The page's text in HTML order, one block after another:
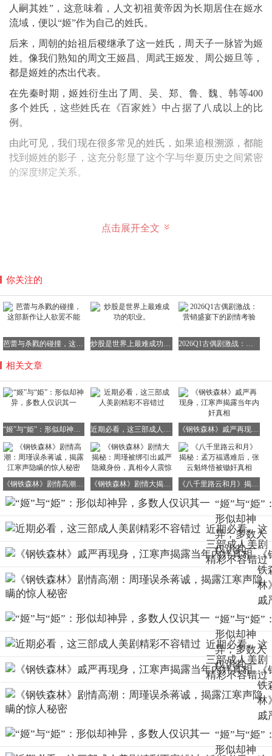
人嗣其姓”，这意味着，人文初祖黄帝因为长期居住在姬水
流域，便以“姬”作为自己的姓氏。
后来，周朝的始祖后稷继承了这一姓氏，周天子一脉皆为姬
姓。像我们熟知的周文王姬昌、周武王姬发、周公姬旦等，
都是姬姓的杰出代表。
在先秦时期，姬姓衍生出了周、吴、郑、鲁、魏、韩等400
多个姓氏，这些姓氏在《百家姓》中占据了八成以上的比
例。
由此可见，我们现在很多常见的姓氏，如果追根溯源，都能
找到姬姓的影子，这充分彰显了这个字与华夏历史之间紧密
的深度绑定关系。
由于姬姓的妇女大多出身王族，按照当时门当户对的传统原
在先秦时期，嫁出去的女性名字常常以姓来称呼，以此标识
君的名字。例如，姬姓女子嫁到赵国就被称为“赵姬”，嫁到
齐国的则叫“齐姬”，嫁到宋国的就叫“宋姬”。
正是因为这样的原因，“姬”从单纯的姓氏，逐渐演变成
美称谓，类似于我们现在所说的姑娘、佳人，自带一种温婉
高贵的气质。
由于姬最初所指的对象往往是诸侯君王身份尊贵的妻子或侍
妾，所以也有姬妾的意思。到了汉代之后，“姬”基本等同于
泛称的“妾”了。
在古代的婚姻观念中，娶妻注重贤良淑德，而娶妾则没有那
么多严格的要求，只要女子有才艺、长相出众就会很受欢
迎。因此，随着时代的演变，“姬”的含义逐渐扩展到有才艺
的女子，比如歌姬、舞姬，这些就是专门表演歌舞的女子。
这类女子原本也可以用伎或妓来称呼，到最后“姬”的含义也
与它们有了相似之处。
讲完了“姬”这个大家较为熟悉的“熟面孔”，接下来让我们认
很多人看到“姫”这个字时，会下意识地读成“jī”，甚至直接
把它当作“姬”的异体字来使用，这其实是严重的错误！实际
上，这两个字不仅读音不同，含义更是毫无关联，它们是两
个完全独立的汉字。
“姫”读作zhěn，在古代，它最核心的含义是“古同‘缜’”，意
思是细密、细致、谨慎。《康熙字典》中就有明确的记
载，“姫，止忍切，音轸，愼也”，也就是谨慎、慎重的意
思。
点击展开全文
你关注的
芭蕾与杀戮的碰撞，这部新作让人欲罢不能 炒股是世界上最难成功的职业。 2026Q1古偶剧激战：营销盛宴下的剧情考验
相关文章
“姬”与“姫”：形似却神异，多数人仅识其一 近期必看，这三部成人美剧精彩不容错过 《钢铁森林》戚严再现身，江寒声揭露当年内奸真相
《钢铁森林》剧情高潮：周瑾误杀蒋诚，揭露江寒声隐瞒的惊人秘密 《钢铁森林》剧情大揭秘：周瑾被绑引出戚严隐藏身份，真相令人震惊 《八千里路云和月》揭秘：孟万福遇难后，张云魁终悟被锄奸真相
“姬”与“姫”
形似却神
异，多数人
仅识其一
近期必看，这
三部成人美剧
精彩不容错过
《
铁
林
戚
再
江
声
露
年
奸
相
“姬”与“姫”
形似却神
异，多数人
仅识其一
近期必看，这
三部成人美剧
精彩不容错过
《
铁
林
戚
再
“姬”与“姫”
形似却神